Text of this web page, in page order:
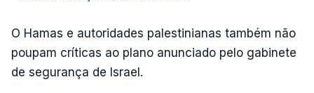
O Hamas e autoridades palestinianas também não
poupam críticas ao plano anunciado pelo gabinete
de segurança de Israel.